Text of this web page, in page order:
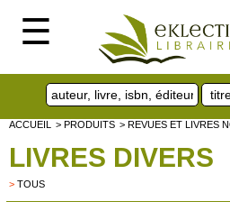
☰
ACCUEIL > PRODUITS > REVUES ET LIVRES
LIVRES DIVERS
> TOUS